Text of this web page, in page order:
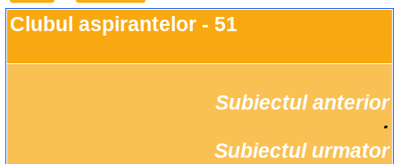
Clubul aspirantelor - 51
Subiectul anterior
Subiectul urmator